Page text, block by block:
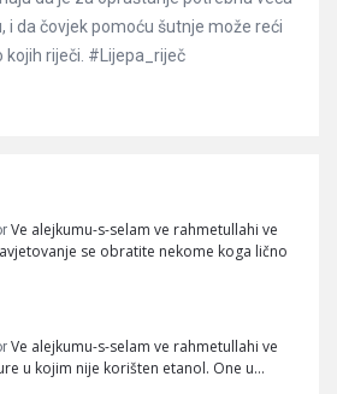
i da čovjek pomoću šutnje može reći
kojih riječi. #Lijepa_riječ
Ve alejkumu-s-selam ve rahmetullahi ve
se obratite nekome koga lično
Ve alejkumu-s-selam ve rahmetullahi ve
u kojim nije korišten etanol. One u…